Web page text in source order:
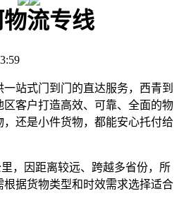
流专线
站式门到门的直达服务，西青到
客户打造高效、可靠、全面的物
还是小件货物，都能安心托付给
，因距离较远、跨越多省份，所
据货物类型和时效需求选择适合